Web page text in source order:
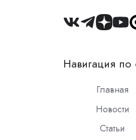
Join
Навигация по
Главная
Новости
Статьи